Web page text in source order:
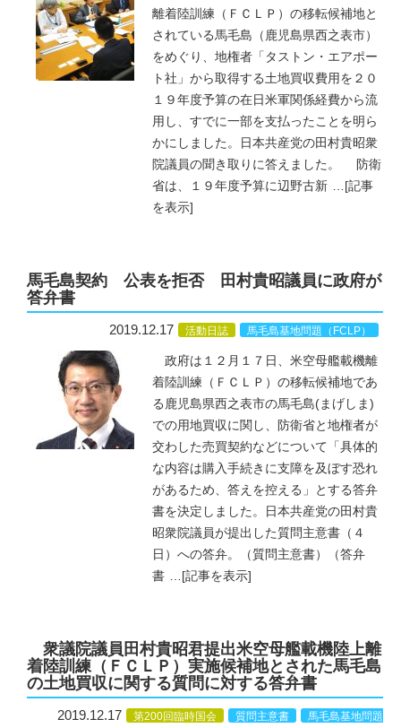
離着陸訓練（ＦＣＬＰ）の移転候補地と
されている馬毛島（鹿児島県西之表市）
をめぐり、地権者「タストン・エアポー
ト社」から取得する土地買収費用を２０
１９年度予算の在日米軍関係経費から流
用し、すでに一部を支払ったことを明ら
かにしました。日本共産党の田村貴昭衆
院議員の聞き取りに答えました。 防衛
省は、１９年度予算に辺野古新 … [記事
を表示]
馬毛島契約 公表を拒否 田村貴昭議員に政府が
答弁書
2019.12.17 活動日誌 馬毛島基地問題（FCLP）
政府は１２月１７日、米空母艦載機離
着陸訓練（ＦＣＬＰ）の移転候補地であ
る鹿児島県西之表市の馬毛島(まげしま)
での用地買収に関し、防衛省と地権者が
交わした売買契約などについて「具体的
な内容は購入手続きに支障を及ぼす恐れ
があるため、答えを控える」とする答弁
書を決定しました。日本共産党の田村貴
昭衆院議員が提出した質問主意書（４
日）への答弁。（質問主意書）（答弁
書 … [記事を表示]
衆議院議員田村貴昭君提出米空母艦載機陸上離
着陸訓練（ＦＣＬＰ）実施候補地とされた馬毛島
の土地買収に関する質問に対する答弁書
2019.12.17 第200回臨時国会 質問主意書 馬毛島基地問題